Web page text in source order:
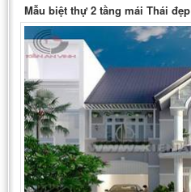
Mẫu biệt thự 2 tầng mái Thái đẹp